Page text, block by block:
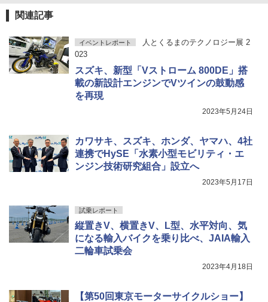
関連記事
イベントレポート
人とくるまのテクノロジー展 2
023
スズキ、新型「Vストローム 800DE」搭
載の新設計エンジンでVツインの鼓動感
を再現
2023年5月24日
カワサキ、スズキ、ホンダ、ヤマハ、4社
連携でHySE「水素小型モビリティ・エ
ンジン技術研究組合」設立へ
2023年5月17日
試乗レポート
縦置きV、横置きV、L型、水平対向、気
になる輸入バイクを乗り比べ、JAIA輸入
二輪車試乗会
2023年4月18日
【第50回東京モーターサイクルショー】